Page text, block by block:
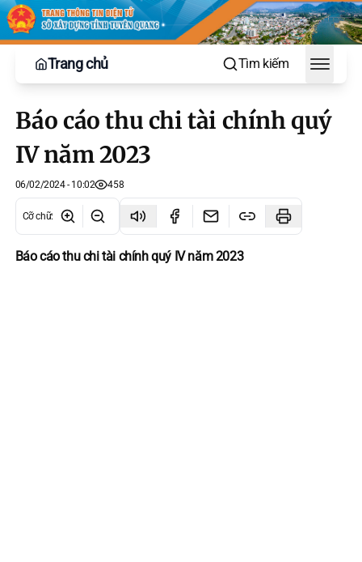
Trang chủ Tìm kiếm
Toggle
Báo cáo thu chi tài chính quý
IV năm 2023
06/02/2024 - 10:02 458
Cỡ chữ:
Báo cáo thu chi tài chính quý IV năm 2023